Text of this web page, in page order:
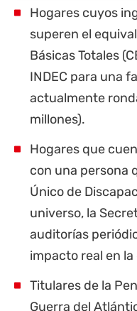
Hogares cuyos
superen el
Básicas Totales
INDEC para una
actualmente
millones).
Hogares que
con una persona
Único de
universo, la
auditorías
impacto real en
Titulares de la
Guerra del